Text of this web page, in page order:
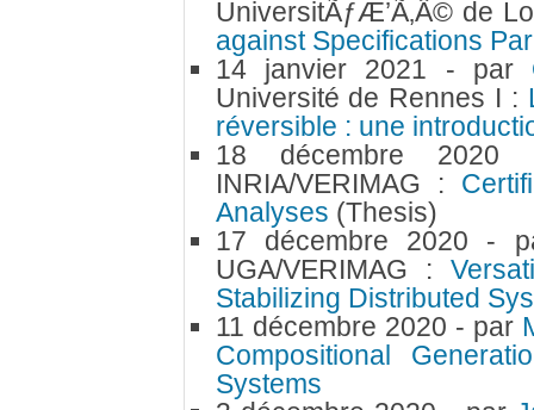
UniversitÃƒÆ’Ã‚Â© de
against Specifications
14 janvier 2021 - par
Université de Rennes I :
réversible : une
18 décembre 2020
INRIA/VERIMAG :
Analyses (Thesis)
17 décembre 2020 -
UGA/VERIMAG :
Stabilizing Distributed
11 décembre 2020 - par
Compositional
Systems